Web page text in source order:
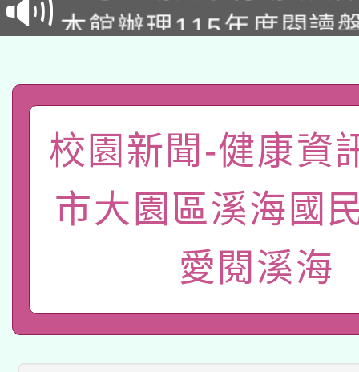
招)
本館辦理115年度閱讀
礎課程
A3數位素養講師名單
「數位內容與教學軟體
pilot」
薪期間赴陸應申請許可
轉知經濟部水利署委託
業技術研究院辦理「
用水績優單位及節水達
115年8月22日(星期六
本校115學年度第2次
校園新聞-健康資
市大園區溪海國
愛閱溪海